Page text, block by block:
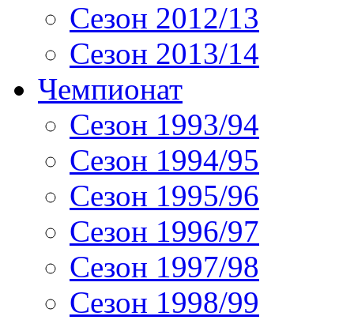
Сезон 2012/13
Сезон 2013/14
Чемпионат
Сезон 1993/94
Сезон 1994/95
Сезон 1995/96
Сезон 1996/97
Сезон 1997/98
Сезон 1998/99